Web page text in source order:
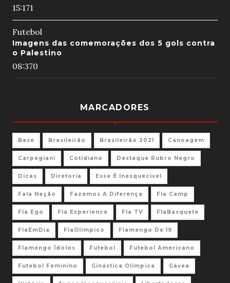
15:171
Futebol
Imagens das comemorações dos 5 gols contra
o Palestino
08:370
MARCADORES
Base Brasileirão Brasileirão 2021 Canoagem
Carpegiani Cotidiano Destaque Rubro Negro
Dicas Diretoria Esse É Inesquecível
Fala Nação Fazemos A Diferença Fla Camp
Fla Ego Fla Experience Fla TV FlaBasquete
FlaEmDia FlaOlímpico Flamengo De 19
Flamengo Ídolos Futebol Futebol Americano
Futebol Feminino Ginástica Olimpica Gávea